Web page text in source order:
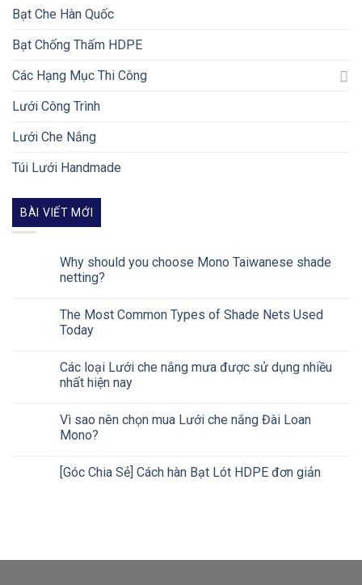
Bạt Che Hàn Quốc
Bạt Chống Thấm HDPE
Các Hạng Mục Thi Công
Lưới Công Trình
Lưới Che Nắng
Túi Lưới Handmade
BÀI VIẾT MỚI
Why should you choose Mono Taiwanese shade
netting?
The Most Common Types of Shade Nets Used
Today
Các loại Lưới che nắng mưa được sử dụng nhiều
nhất hiện nay
Vì sao nên chọn mua Lưới che nắng Đài Loan
Mono?
[Góc Chia Sẻ] Cách hàn Bạt Lót HDPE đơn giản